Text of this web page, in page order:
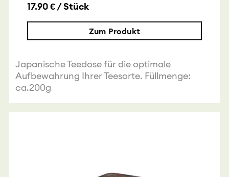
17.90 € / Stück
Zum Produkt
Japanische Teedose für die optimale
Aufbewahrung Ihrer Teesorte. Füllmenge:
ca.200g